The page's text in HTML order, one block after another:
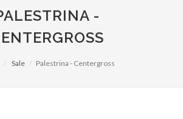
-
Sale Palestrina - Centergross